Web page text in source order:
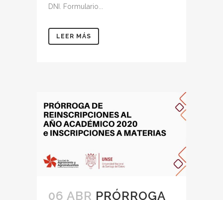
DNI. Formulario...
LEER MÁS
06 ABR PRÓRROGA